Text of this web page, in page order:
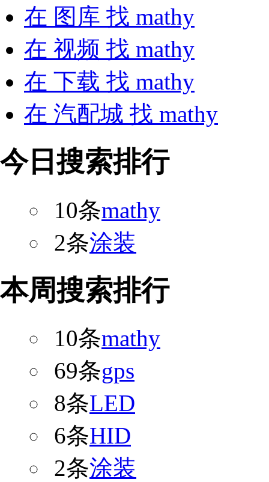
在 图库 找 mathy
在 视频 找 mathy
在 下载 找 mathy
在 汽配城 找 mathy
今日搜索排行
10条mathy
2条涂装
本周搜索排行
10条mathy
69条gps
8条LED
6条HID
2条涂装